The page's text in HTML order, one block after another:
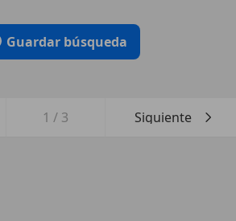
Guardar búsqueda
1 / 3 Siguiente